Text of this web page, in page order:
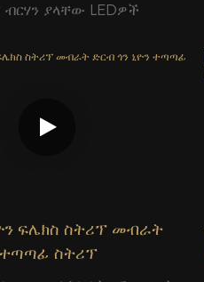
ብርሃን ያላቸው LEDዎች
ፍሌክስ ስትሪፕ መብራት
ተጣጣፊ ስትሪፕ